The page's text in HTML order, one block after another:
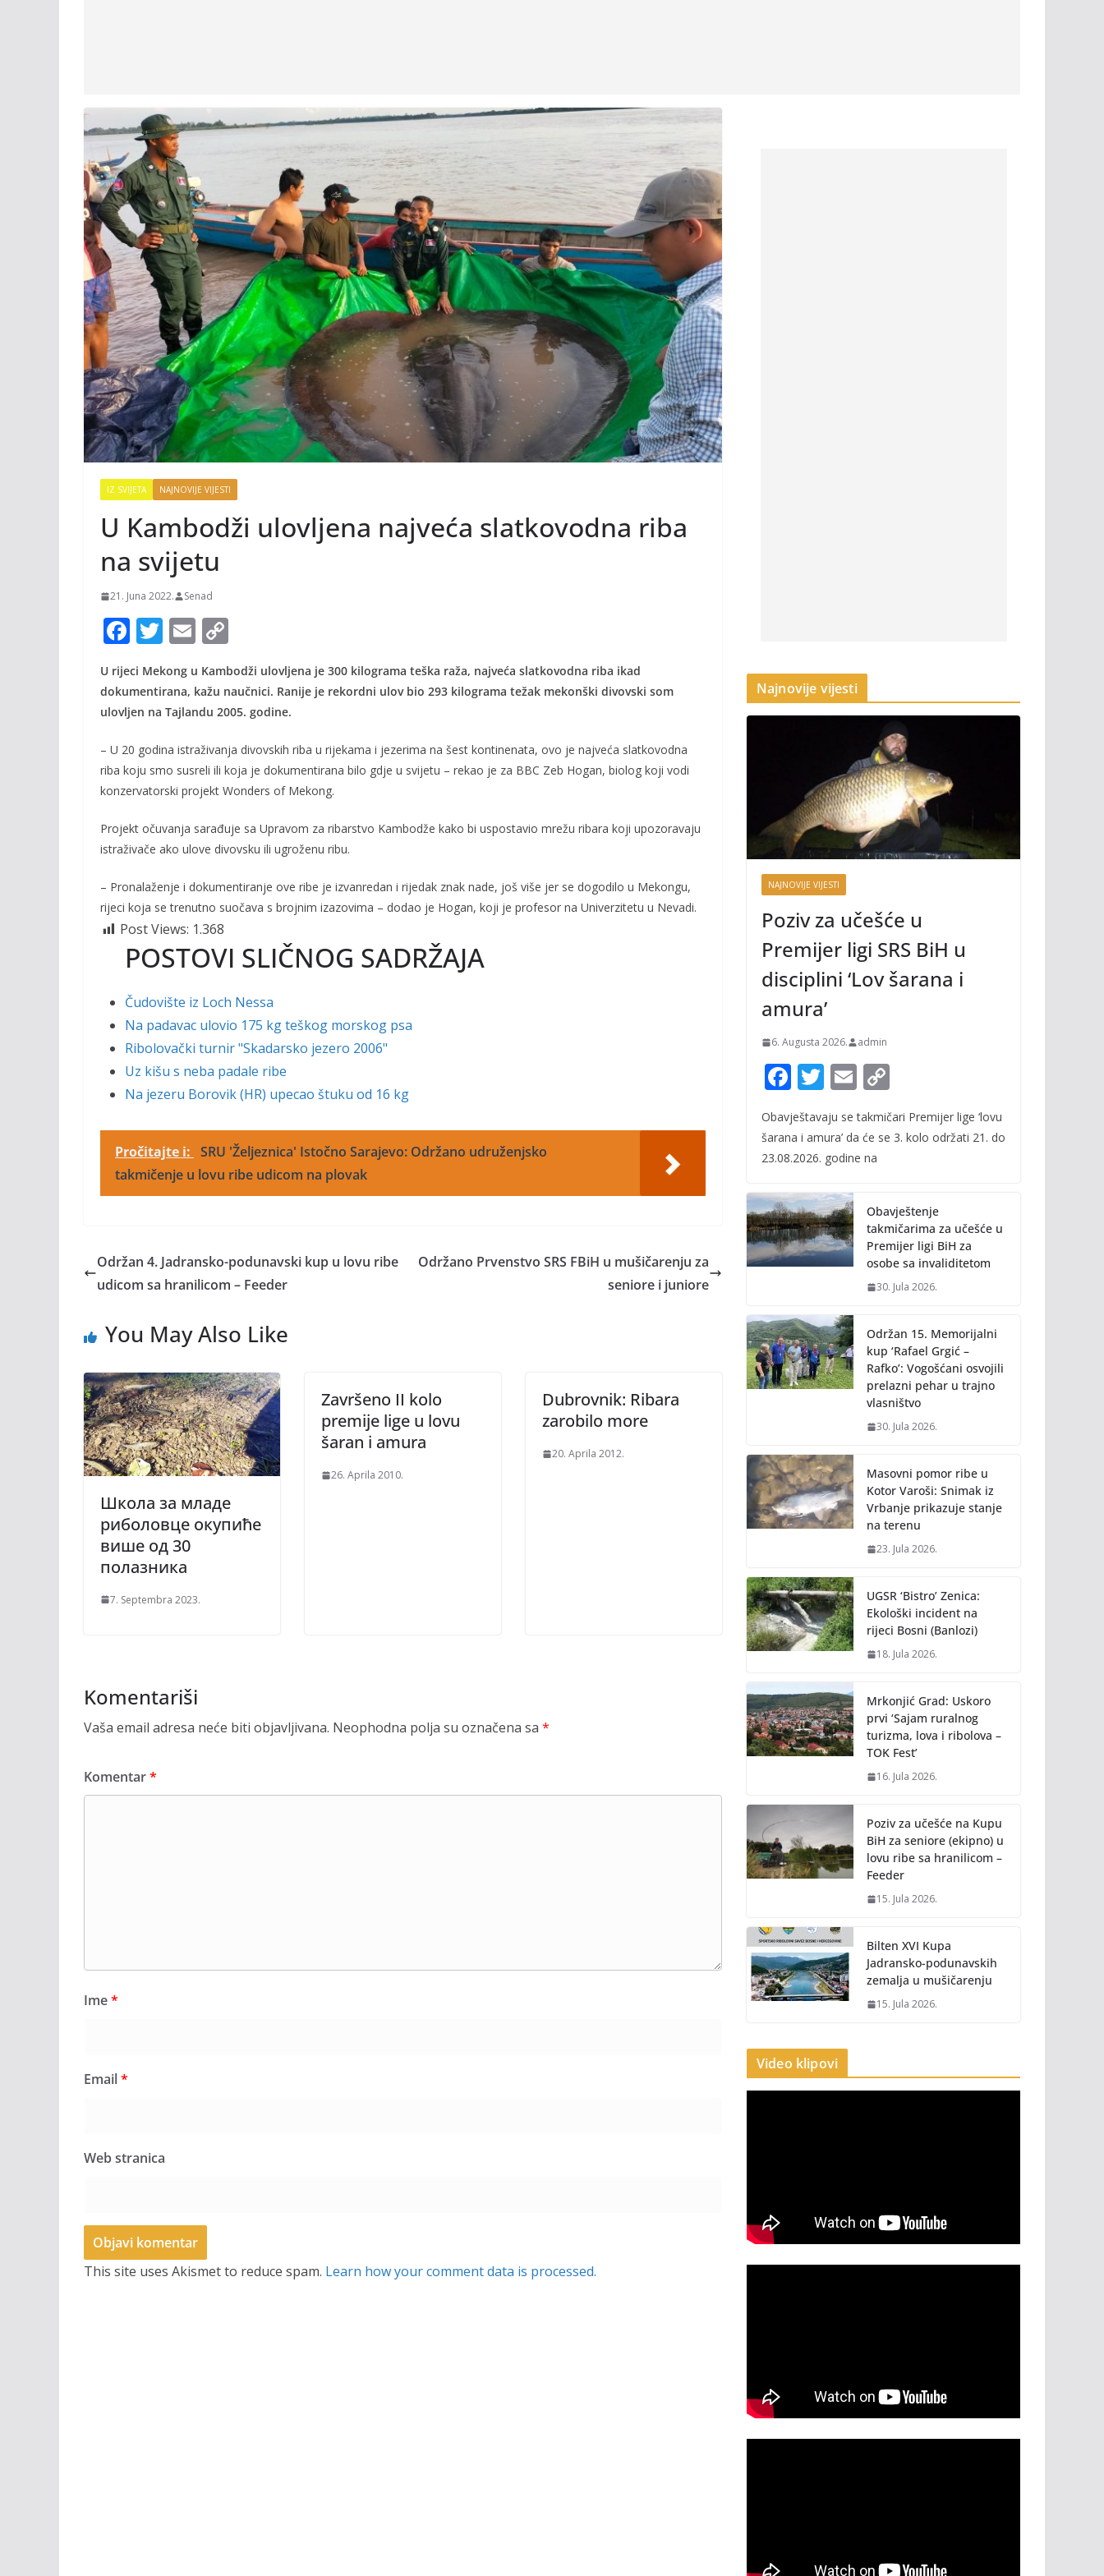
IZ SVIJETA NAJNOVIJE VIJESTI
U Kambodži ulovljena najveća slatkovodna riba
na svijetu
21. Juna 2022. Senad
F
ac
e
b
o
k
T
itt
er
E
ai
l
p
y
Li
n
k
U rijeci Mekong u Kambodži ulovljena je 300 kilograma teška raža, najveća slatkovodna riba ikad
dokumentirana, kažu naučnici. Ranije je rekordni ulov bio 293 kilograma težak mekonški divovski som
ulovljen na Tajlandu 2005. godine.
– U 20 godina istraživanja divovskih riba u rijekama i jezerima na šest kontinenata, ovo je najveća slatkovodna
riba koju smo susreli ili koja je dokumentirana bilo gdje u svijetu – rekao je za BBC Zeb Hogan, biolog koji vodi
konzervatorski projekt Wonders of Mekong.
Projekt očuvanja sarađuje sa Upravom za ribarstvo Kambodže kako bi uspostavio mrežu ribara koji upozoravaju
istraživače ako ulove divovsku ili ugroženu ribu.
– Pronalaženje i dokumentiranje ove ribe je izvanredan i rijedak znak nade, još više jer se dogodilo u Mekongu,
rijeci koja se trenutno suočava s brojnim izazovima – dodao je Hogan, koji je profesor na Univerzitetu u Nevadi.
Post Views: 1.368
POSTOVI SLIČNOG SADRŽAJA
Čudovište iz Loch Nessa
Na padavac ulovio 175 kg teškog morskog psa
Ribolovački turnir "Skadarsko jezero 2006"
Uz kišu s neba padale ribe
Na jezeru Borovik (HR) upecao štuku od 16 kg
Pročitajte i: SRU 'Željeznica' Istočno Sarajevo: Održano udruženjsko
takmičenje u lovu ribe udicom na plovak
Održan 4. Jadransko-podunavski kup u lovu ribe
udicom sa hranilicom – Feeder
Održano Prvenstvo SRS FBiH u mušičarenju za
seniore i juniore
You May Also Like
Школа за младе
риболовце окупиће
више од 30
полазника
7. Septembra 2023.
Završeno II kolo
premije lige u lovu
šaran i amura
26. Aprila 2010.
Dubrovnik: Ribara
zarobilo more
20. Aprila 2012.
Komentariši
Vaša email adresa neće biti objavljivana. Neophodna polja su označena sa *
Komentar*
Ime*
Email*
Web stranica
This site uses Akismet to reduce spam. Learn how your comment data is processed.
Najnovije vijesti
NAJNOVIJE VIJESTI
Poziv za učešće u
Premijer ligi SRS BiH u
disciplini ‘Lov šarana i
amura’
6. Augusta 2026. admin
F
ac
e
b
o
k
T
itt
er
E
m
ai
l
o
p
n
k
Obavještavaju se takmičari Premijer lige ‘lovu
šarana i amura’ da će se 3. kolo održati 21. do
23.08.2026. godine na
Obavještenje
takmičarima za učešće u
Premijer ligi BiH za
osobe sa invaliditetom
30. Jula 2026.
Održan 15. Memorijalni
kup ‘Rafael Grgić –
Rafko’: Vogošćani osvojili
prelazni pehar u trajno
vlasništvo
30. Jula 2026.
Masovni pomor ribe u
Kotor Varoši: Snimak iz
Vrbanje prikazuje stanje
na terenu
23. Jula 2026.
UGSR ‘Bistro’ Zenica:
Ekološki incident na
rijeci Bosni (Banlozi)
18. Jula 2026.
Mrkonjić Grad: Uskoro
prvi ‘Sajam ruralnog
turizma, lova i ribolova –
TOK Fest’
16. Jula 2026.
Poziv za učešće na Kupu
BiH za seniore (ekipno) u
lovu ribe sa hranilicom –
Feeder
15. Jula 2026.
Bilten XVI Kupa
Jadransko-podunavskih
zemalja u mušičarenju
15. Jula 2026.
Video klipovi